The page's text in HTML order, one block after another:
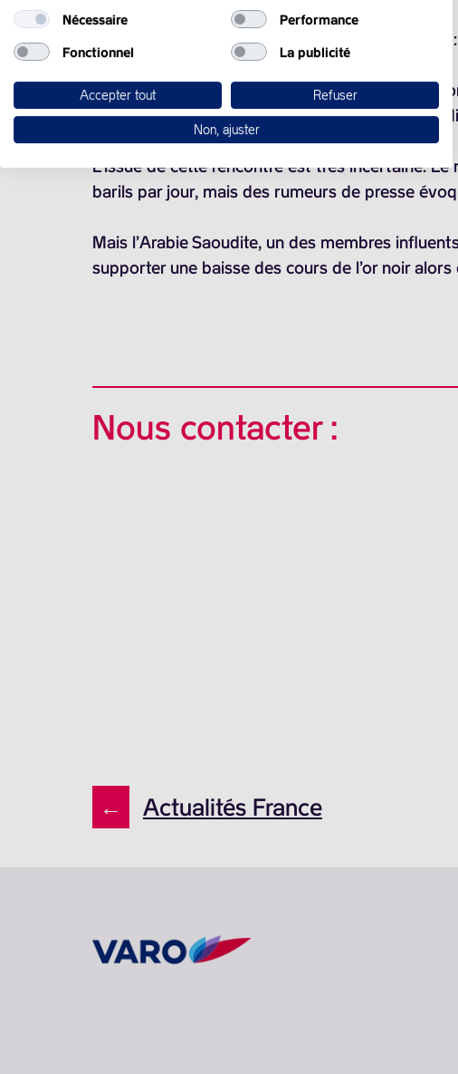
la tendance sur le marché est à la baisse :
La principale crainte du marché est celle d’une
pétrole et ses alliés (OPEP+), qui se réunissent
L’issue de cette rencontre est très incertaine.
barils par jour, mais des rumeurs de presse
Mais l’Arabie Saoudite, un des membres
supporter une baisse des cours de l’or noir
Nous contacter :
← Actualités France
Nécessaire Performance
Fonctionnel La publicité
Accepter tout Refuser
Non, ajuster